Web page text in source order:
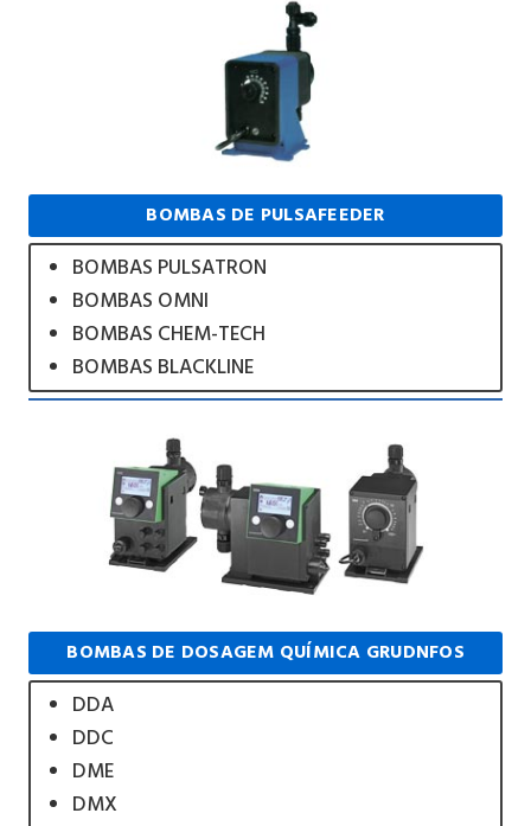
BOMBAS DE PULSAFEEDER
BOMBAS PULSATRON
BOMBAS OMNI
BOMBAS CHEM-TECH
BOMBAS BLACKLINE
BOMBAS DE DOSAGEM QUÍMICA GRUDNFOS
DDA
DDC
DME
DMX